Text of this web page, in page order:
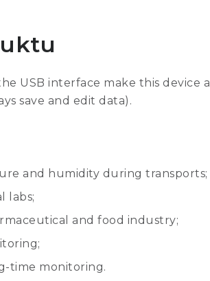
USB interface make this
save and edit data).
and humidity during transports;
labs;
and food industry;
time monitoring.